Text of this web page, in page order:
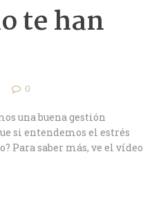
te han
0
una buena gestión
si entendemos el estrés
Para saber más, ve el